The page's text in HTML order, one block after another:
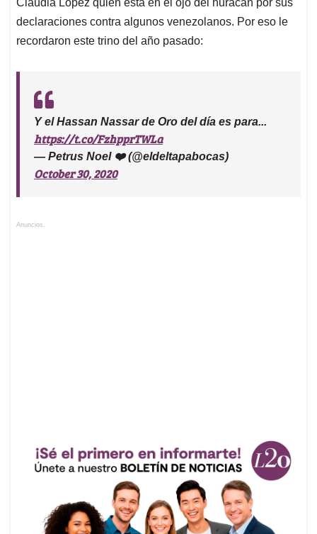
Claudia López quien está en el ojo del huracán por sus
declaraciones contra algunos venezolanos. Por eso le
recordaron este trino del año pasado:
Y el Hassan Nassar de Oro del día es para...
https://t.co/FzhpprTWLa
— Petrus Noel ❤️ (@eldeltapabocas)
October 30, 2020
Anuncios.